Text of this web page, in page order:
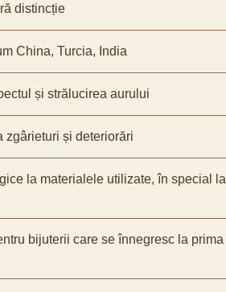
distincție
China, Turcia, India
și strălucirea aurului
zgârieturi și deteriorări
la materialele utilizate, în special la
bijuterii care se înnegresc la prima